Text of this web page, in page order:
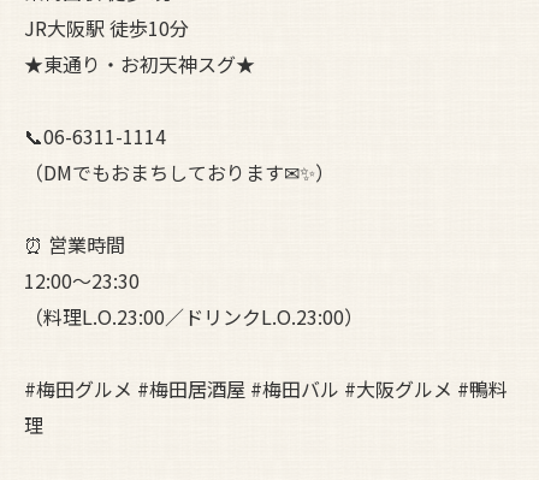
JR大阪駅 徒歩10分
★東通り・お初天神スグ★
📞06-6311-1114
（DMでもおまちしております✉✨）
⏰ 営業時間
12:00〜23:30
（料理L.O.23:00／ドリンクL.O.23:00）
#梅田グルメ #梅田居酒屋 #梅田バル #大阪グルメ #鴨料
理